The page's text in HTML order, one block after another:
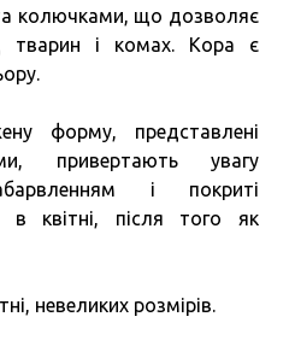
колючками, що дозволяє
тварин і комах. Кора є
форму, представлені
привертають увагу
і покриті
квітні, після того як
невеликих розмірів.